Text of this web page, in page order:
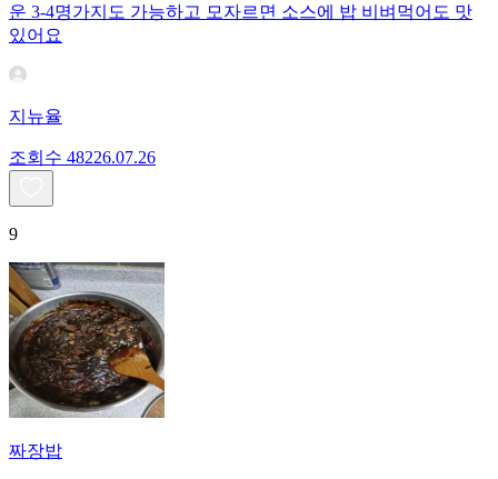
운 3-4명가지도 가능하고 모자르면 소스에 밥 비벼먹어도 맛
있어요
지뉴율
조회수 48226.07.26
9
짜장밥